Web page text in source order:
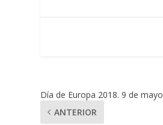
Día de Europa 2018. 9 de mayo
ANTERIOR